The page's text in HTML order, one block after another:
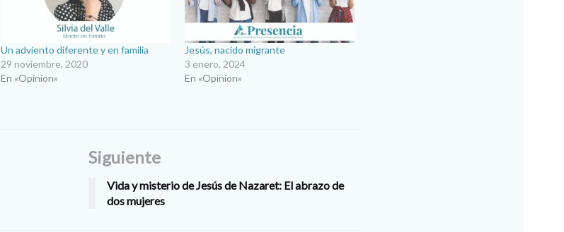
Un adviento diferente y en familia
29 noviembre, 2020
En «Opinion»
Jesús, nacido migrante
3 enero, 2024
En «Opinion»
Siguiente
Vida y misterio de Jesús de Nazaret: El abrazo de
dos mujeres